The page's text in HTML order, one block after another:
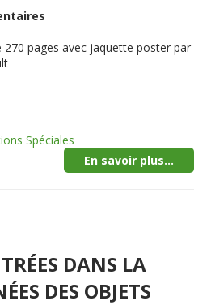
270 pages avec jaquette poster par
Spéciales
En savoir plus...
DANS LA
DES OBJETS